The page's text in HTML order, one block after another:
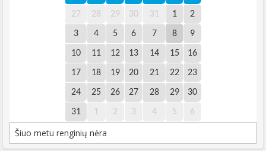
27 28 29 30 31 1 2
3 4 5 6 7 8 9
10 11 12 13 14 15 16
17 18 19 20 21 22 23
24 25 26 27 28 29 30
31 1 2 3 4 5 6
Šiuo metu renginių nėra